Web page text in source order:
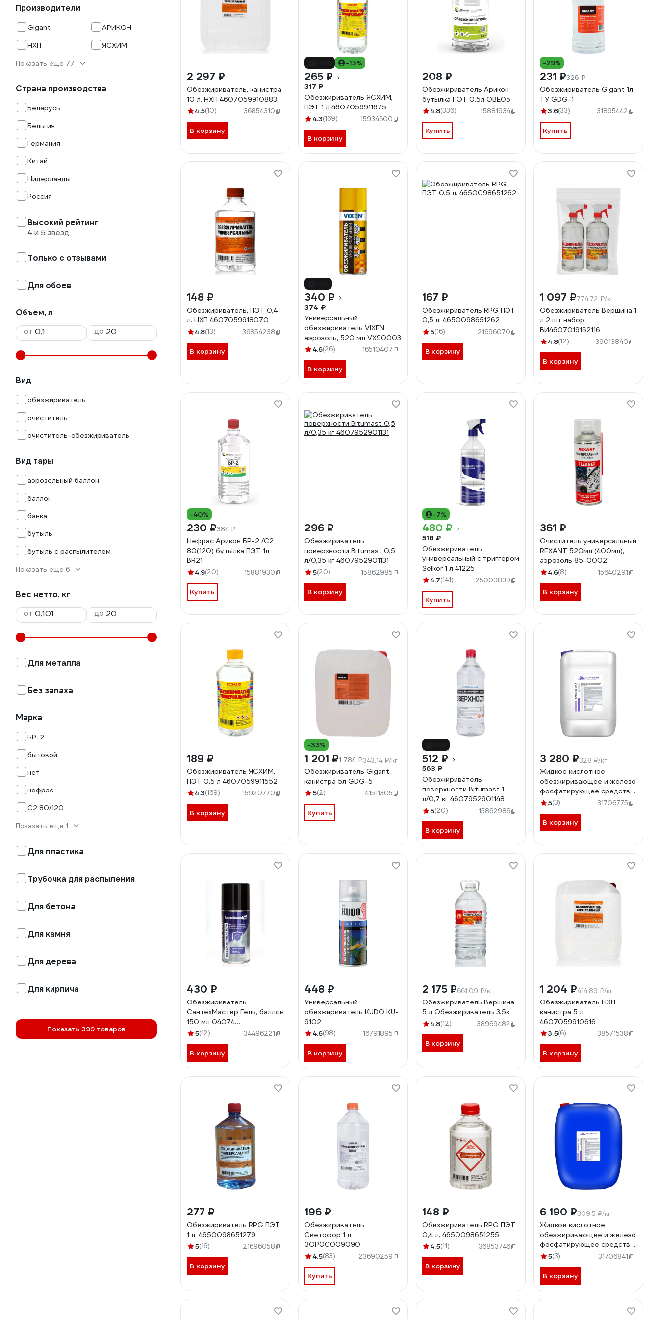
Производители
Gigant
АРИКОН
НХП
ЯСХИМ
Показать еще 77
Страна производства
Беларусь
Бельгия
Германия
Китай
Нидерланды
Россия
Высокий рейтинг
4 и 5 звезд
Только с отзывами
Для обоев
Объем, л
от
до
Вид
обезжириватель
очиститель
очиститель-обезжириватель
Вид тары
аэрозольный баллон
баллон
банка
бутыль
бутыль с распылителем
Показать еще 6
Вес нетто, кг
от
до
Для металла
Без запаха
Марка
БР-2
бытовой
нет
нефрас
С2 80/120
Показать еще 1
Для пластика
Трубочка для распыления
Для бетона
Для камня
Для дерева
Для кирпича
Показать 399 товаров
2 297 ₽
Обезжириватель, канистра
10 л. НХП 4607059910883
4.5(10) 36854310
В корзину
-13%
265 ₽
317 ₽
Обезжириватель ЯСХИМ,
ПЭТ 1 л 4607059911675
4.3(169) 15934600
В корзину
208 ₽
Обезжириватель Арикон
бутылка ПЭТ 0.5л OBE05
4.8(336) 15881934
Купить
-29%
231 ₽326 ₽
Обезжириватель Gigant 1л
ТУ GDG-1
3.6(33) 31895442
Купить
148 ₽
Обезжириватель, ПЭТ 0,4
л. НХП 4607059918070
4.8(13) 36854238
В корзину
340 ₽
374 ₽
Универсальный
обезжириватель VIXEN
аэрозоль, 520 мл VX90003
4.6(26) 16510407
В корзину
167 ₽
Обезжириватель RPG ПЭТ
0,5 л. 4650098651262
5(16) 21696070
В корзину
1 097 ₽774.72 ₽/кг
Обезжириватель Вершина 1
л 2 шт набор
ВИ4607019162116
4.8(12) 39013840
В корзину
-40%
230 ₽384 ₽
Нефрас Арикон БР-2 /С2
80(120) бутылка ПЭТ 1л
BR21
4.9(20) 15881930
Купить
296 ₽
Обезжириватель
поверхности Bitumast 0,5
л/0,35 кг 4607952901131
5(20) 15862985
В корзину
-7%
480 ₽
518 ₽
Обезжириватель
универсальный с триггером
Selkor 1 л 41225
4.7(141) 25009839
Купить
361 ₽
Очиститель универсальный
REXANT 520мл (400мл),
аэрозоль 85-0002
4.6(8) 15640291
В корзину
189 ₽
Обезжириватель ЯСХИМ,
ПЭТ 0,5 л 4607059911552
4.3(169) 15920770
В корзину
-33%
1 201 ₽1 784 ₽343.14 ₽/кг
Обезжириватель Gigant
канистра 5л GDG-5
5(2) 41511305
Купить
512 ₽
563 ₽
Обезжириватель
поверхности Bitumast 1
л/0,7 кг 4607952901148
5(20) 15862986
В корзину
3 280 ₽328 ₽/кг
Жидкое кислотное
обезжиривающее и железо
фосфатирующее средство
КОНФЕРУМ Дезоксил-оф-с
5(3) 31706775
В корзину
430 ₽
Обезжириватель
СантехМастер Гель, баллон
150 мл 04074
4630009040743
5(12) 34496221
В корзину
448 ₽
Универсальный
обезжириватель KUDO KU-
9102
4.6(98) 16791895
В корзину
2 175 ₽661.09 ₽/кг
Обезжириватель Вершина
5 л Обезжириватель 3,5к
4.8(12) 38969482
В корзину
1 204 ₽414.89 ₽/кг
Обезжириватель НХП
канистра 5 л
4607059910616
3.5(6) 38571538
В корзину
277 ₽
Обезжириватель RPG ПЭТ
1 л. 4650098651279
5(16) 21696058
В корзину
196 ₽
Обезжириватель
Светофор 1 л
ЗОР00009090
4.5(83) 23690259
Купить
148 ₽
Обезжириватель RPG ПЭТ
0,4 л. 4650098651255
4.5(11) 36853746
В корзину
6 190 ₽309.5 ₽/кг
Жидкое кислотное
обезжиривающее и железо
фосфатирующее средство
КОНФЕРУМ Дезоксил-оф-с
5(3) 31706841
В корзину